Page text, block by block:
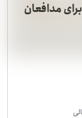
مدافعان